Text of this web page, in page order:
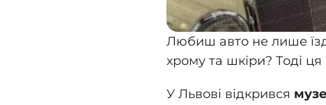
Любиш авто не лише
хрому та шкіри? Тоді
У Львові відкрився